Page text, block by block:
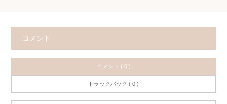
コメント
コメント ( 0 )
トラックバック ( 0 )